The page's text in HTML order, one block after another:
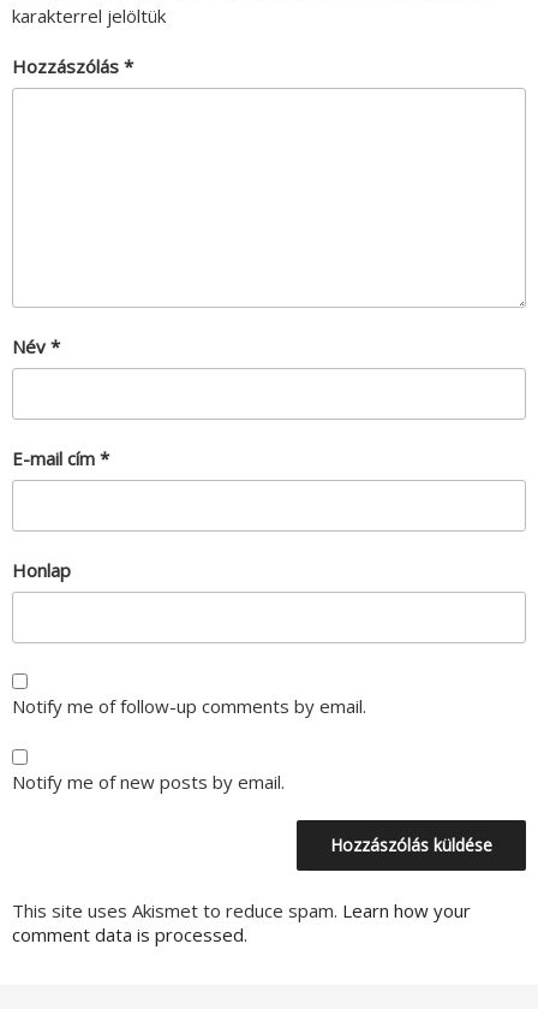
karakterrel jelöltük
Hozzászólás *
Név *
E-mail cím *
Honlap
Notify me of follow-up comments by email.
Notify me of new posts by email.
This site uses Akismet to reduce spam. Learn how your
comment data is processed.